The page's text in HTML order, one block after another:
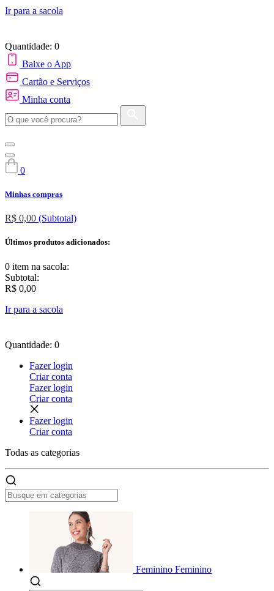
Ir para a sacola
Quantidade: 0
Baixe o App
Cartão e Serviços
Minha conta
0
Minhas compras
R$ 0,00 (Subtotal)
Últimos produtos adicionados:
0 item na sacola:
Subtotal:
R$ 0,00
Ir para a sacola
Quantidade: 0
Fazer login
Criar conta
Fazer login
Criar conta
Fazer login
Criar conta
Todas as categorias
Feminino Feminino